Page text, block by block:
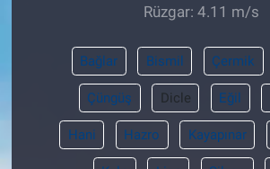
Rüzgar: 4.11 m/s
Bağlar Bismil Çermik
Çüngüş Dicle Eğil
Hani Hazro Kayapınar
Tohum